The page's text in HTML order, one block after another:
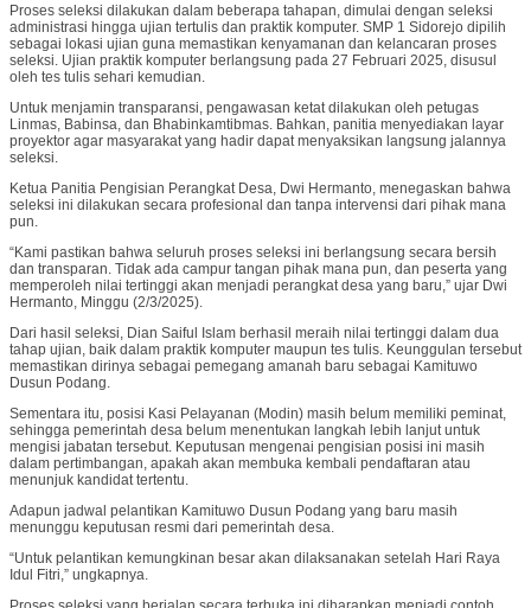
Proses seleksi dilakukan dalam beberapa tahapan, dimulai dengan seleksi
administrasi hingga ujian tertulis dan praktik komputer. SMP 1 Sidorejo dipilih
sebagai lokasi ujian guna memastikan kenyamanan dan kelancaran proses
seleksi. Ujian praktik komputer berlangsung pada 27 Februari 2025, disusul
oleh tes tulis sehari kemudian.
Untuk menjamin transparansi, pengawasan ketat dilakukan oleh petugas
Linmas, Babinsa, dan Bhabinkamtibmas. Bahkan, panitia menyediakan layar
proyektor agar masyarakat yang hadir dapat menyaksikan langsung jalannya
seleksi.
Ketua Panitia Pengisian Perangkat Desa, Dwi Hermanto, menegaskan bahwa
seleksi ini dilakukan secara profesional dan tanpa intervensi dari pihak mana
pun.
“Kami pastikan bahwa seluruh proses seleksi ini berlangsung secara bersih
dan transparan. Tidak ada campur tangan pihak mana pun, dan peserta yang
memperoleh nilai tertinggi akan menjadi perangkat desa yang baru,” ujar Dwi
Hermanto, Minggu (2/3/2025).
Dari hasil seleksi, Dian Saiful Islam berhasil meraih nilai tertinggi dalam dua
tahap ujian, baik dalam praktik komputer maupun tes tulis. Keunggulan tersebut
memastikan dirinya sebagai pemegang amanah baru sebagai Kamituwo
Dusun Podang.
Sementara itu, posisi Kasi Pelayanan (Modin) masih belum memiliki peminat,
sehingga pemerintah desa belum menentukan langkah lebih lanjut untuk
mengisi jabatan tersebut. Keputusan mengenai pengisian posisi ini masih
dalam pertimbangan, apakah akan membuka kembali pendaftaran atau
menunjuk kandidat tertentu.
Adapun jadwal pelantikan Kamituwo Dusun Podang yang baru masih
menunggu keputusan resmi dari pemerintah desa.
“Untuk pelantikan kemungkinan besar akan dilaksanakan setelah Hari Raya
Idul Fitri,” ungkapnya.